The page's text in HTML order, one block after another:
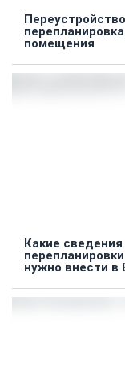
помещения
Какие сведения
нужно внести в